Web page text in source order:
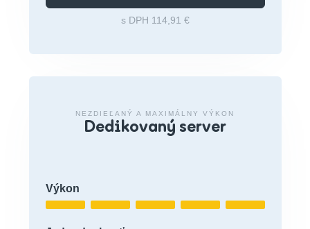
s DPH 114,91 €
NEZDIEĽANÝ A MAXIMÁLNY VÝKON
Dedikovaný server
Výkon